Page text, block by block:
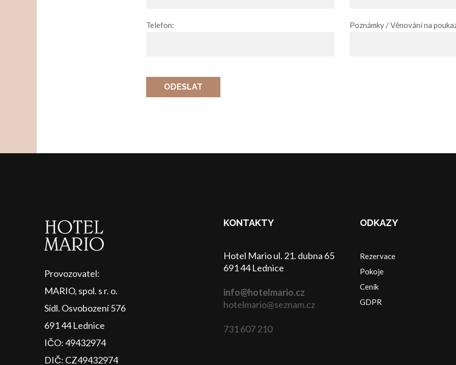
Telefon: Poznámky / Věnování na
ODESLAT
Provozovatel:
MARIO, spol. s r. o.
Sídl. Osvobození 576
691 44 Lednice
IČO: 49432974
DIČ: CZ49432974
KONTAKTY
Hotel Mario ul. 21. dubna 65
691 44 Lednice
info@hotelmario.cz
hotelmario@seznam.cz
731 607 210
ODKAZY
Rezervace
Pokoje
Ceník
GDPR